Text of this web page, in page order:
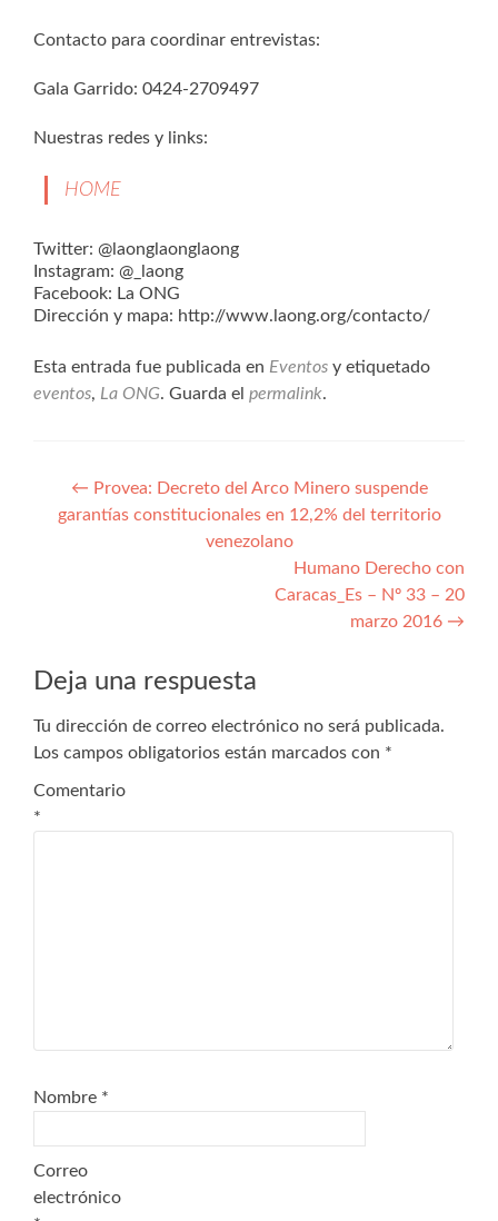
Contacto para coordinar entrevistas:
Gala Garrido: 0424-2709497
Nuestras redes y links:
HOME
Twitter: @laonglaonglaong
Instagram: @_laong
Facebook: La ONG
Dirección y mapa: http://www.laong.org/contacto/
Esta entrada fue publicada en Eventos y etiquetado
eventos, La ONG. Guarda el permalink.
Navegación
de
← Provea: Decreto del Arco Minero suspende
garantías constitucionales en 12,2% del territorio
venezolano
Humano Derecho con
Caracas_Es – Nº 33 – 20
marzo 2016 →
Deja una respuesta
Tu dirección de correo electrónico no será publicada.
Los campos obligatorios están marcados con *
Comentario
*
Nombre *
Correo
electrónico